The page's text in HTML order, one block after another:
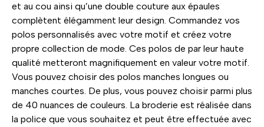
et au cou ainsi qu’une double couture aux épaules
complètent élégamment leur design. Commandez vos
polos personnalisés avec votre motif et créez votre
propre collection de mode. Ces polos de par leur haute
qualité metteront magnifiquement en valeur votre motif.
Vous pouvez choisir des polos manches longues ou
manches courtes. De plus, vous pouvez choisir parmi plus
de 40 nuances de couleurs. La broderie est réalisée dans
la police que vous souhaitez et peut être effectuée avec